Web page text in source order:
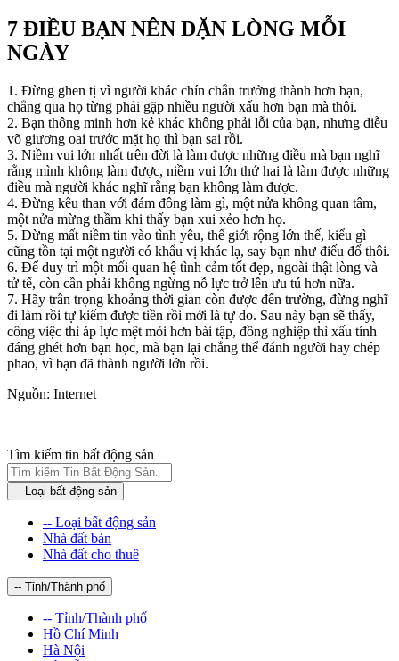
7 ĐIỀU BẠN NÊN DẶN LÒNG MỖI
NGÀY
1. Đừng ghen tị vì người khác chín chắn trưởng thành hơn bạn,
chẳng qua họ từng phải gặp nhiều người xấu hơn bạn mà thôi.
2. Bạn thông minh hơn kẻ khác không phải lỗi của bạn, nhưng diễu
võ giương oai trước mặt họ thì bạn sai rồi.
3. Niềm vui lớn nhất trên đời là làm được những điều mà bạn nghĩ
rằng mình không làm được, niềm vui lớn thứ hai là làm được những
điều mà người khác nghĩ rằng bạn không làm được.
4. Đừng kêu than với đám đông làm gì, một nửa không quan tâm,
một nửa mừng thầm khi thấy bạn xui xẻo hơn họ.
5. Đừng mất niềm tin vào tình yêu, thế giới rộng lớn thế, kiểu gì
cũng tồn tại một người có khẩu vị khác lạ, say bạn như điếu đổ thôi.
6. Để duy trì một mối quan hệ tình cảm tốt đẹp, ngoài thật lòng và
tử tế, còn cần phải không ngừng nỗ lực trở lên ưu tú hơn nữa.
7. Hãy trân trọng khoảng thời gian còn được đến trường, đừng nghĩ
đi làm rồi tự kiếm được tiền rồi mới là tự do. Sau này bạn sẽ thấy,
công việc thì áp lực mệt mỏi hơn bài tập, đồng nghiệp thì xấu tính
đáng ghét hơn bạn học, mà bạn lại chẳng thể đánh người hay chép
phao, vì bạn đã thành người lớn rồi.
Nguồn: Internet
Tìm kiếm tin bất động sản
-- Loại bất động sản
-- Loại bất động sản
Nhà đất bán
Nhà đất cho thuê
-- Tỉnh/Thành phố
-- Tỉnh/Thành phố
Hồ Chí Minh
Hà Nội